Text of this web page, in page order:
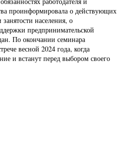
проинформировала о действующих
населения, о
предпринимательской
По окончании семинара
весной 2024 года, когда
и встанут перед выбором своего